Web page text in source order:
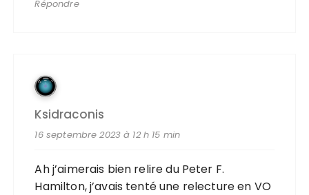
Répondre
Ksidraconis
16 septembre 2023 à 12 h 15 min
Ah j’aimerais bien relire du Peter F.
Hamilton, j’avais tenté une relecture en VO